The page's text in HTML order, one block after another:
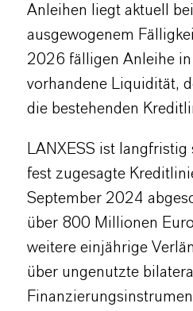
Anleihen liegt aktuell
ausgewogenem
2026 fälligen Anleihe
vorhandene Liquidität,
die bestehenden
LANXESS ist
fest zugesagte
September 2024
über 800 Millionen
weitere einjährige
über ungenutzte